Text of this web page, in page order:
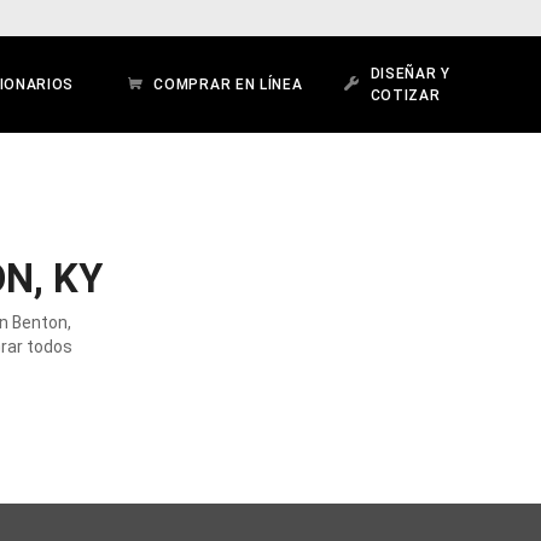
COMPRAR EN LÍNEA
DISEÑAR Y
COTIZAR
KY
Benton,
todos